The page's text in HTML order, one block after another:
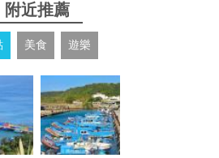
03-03 07:31:59
早上從恆春街上送燒餅油套和豆漿
屋，不潮濕，乾淨、有冷氣，熱水
附近推薦
美食 遊樂